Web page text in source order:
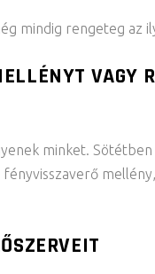
mindig rengeteg az
VAGY
minket.